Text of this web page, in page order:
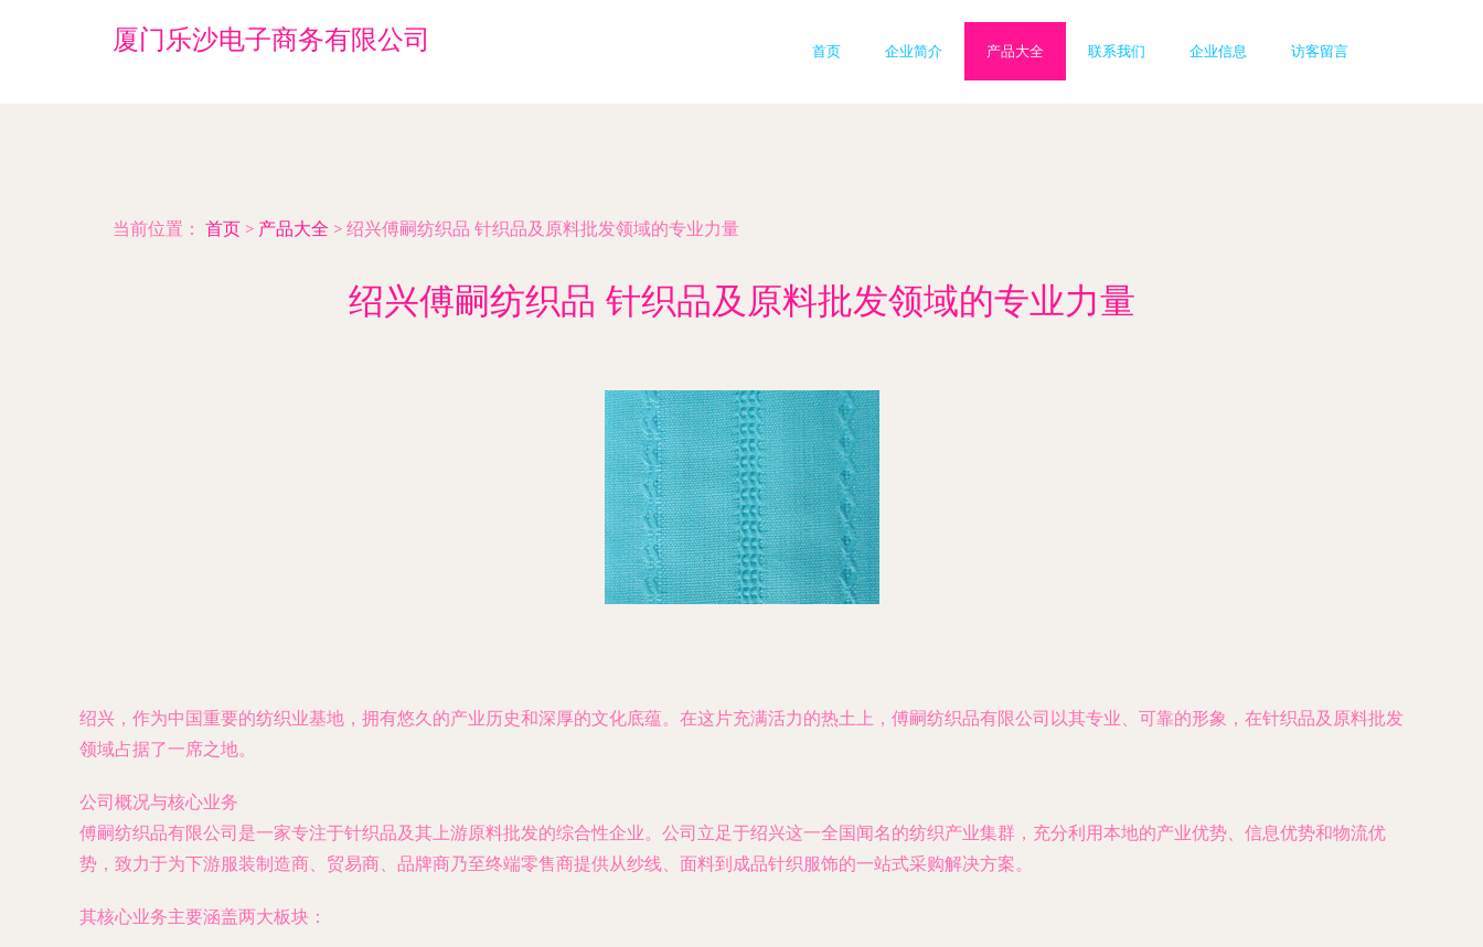
厦门乐沙电子商务有限公司 首页 企业简介 产品大全 联系我们 企业信息 访客留言
当前位置： 首页 > 产品大全 > 绍兴傅嗣纺织品 针织品及原料批发领域的专业力量
绍兴傅嗣纺织品 针织品及原料批发领域的专业力量
绍兴，作为中国重要的纺织业基地，拥有悠久的产业历史和深厚的文化底蕴。在这片充满活力的热土上，傅嗣纺织品有限公司以其专业、可靠的形象，在针织品及原料批发
领域占据了一席之地。
公司概况与核心业务
傅嗣纺织品有限公司是一家专注于针织品及其上游原料批发的综合性企业。公司立足于绍兴这一全国闻名的纺织产业集群，充分利用本地的产业优势、信息优势和物流优
势，致力于为下游服装制造商、贸易商、品牌商乃至终端零售商提供从纱线、面料到成品针织服饰的一站式采购解决方案。
其核心业务主要涵盖两大板块：